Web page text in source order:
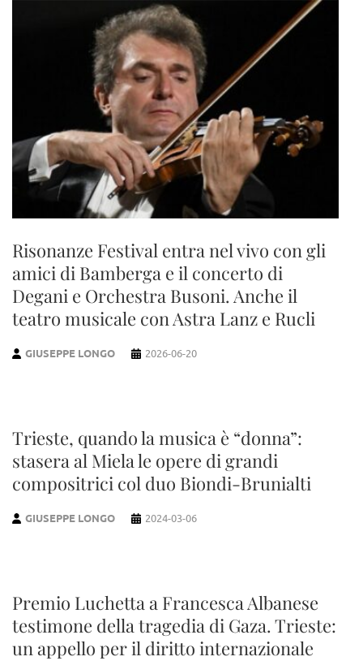
Risonanze Festival entra nel vivo con gli
amici di Bamberga e il concerto di
Degani e Orchestra Busoni. Anche il
teatro musicale con Astra Lanz e Rucli
GIUSEPPE LONGO 2026-06-20
Trieste, quando la musica è “donna”:
stasera al Miela le opere di grandi
compositrici col duo Biondi-Brunialti
GIUSEPPE LONGO 2024-03-06
Premio Luchetta a Francesca Albanese
testimone della tragedia di Gaza. Trieste:
un appello per il diritto internazionale